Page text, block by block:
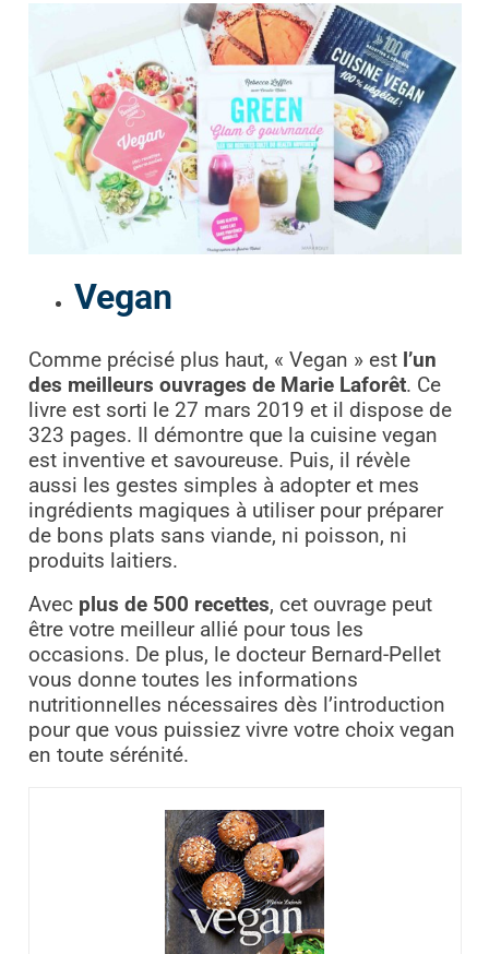
Vegan
Comme précisé plus haut, « Vegan » est l’un
des meilleurs ouvrages de Marie Laforêt. Ce
livre est sorti le 27 mars 2019 et il dispose de
323 pages. Il démontre que la cuisine vegan
est inventive et savoureuse. Puis, il révèle
aussi les gestes simples à adopter et mes
ingrédients magiques à utiliser pour préparer
de bons plats sans viande, ni poisson, ni
produits laitiers.
Avec plus de 500 recettes, cet ouvrage peut
être votre meilleur allié pour tous les
occasions. De plus, le docteur Bernard-Pellet
vous donne toutes les informations
nutritionnelles nécessaires dès l’introduction
pour que vous puissiez vivre votre choix vegan
en toute sérénité.